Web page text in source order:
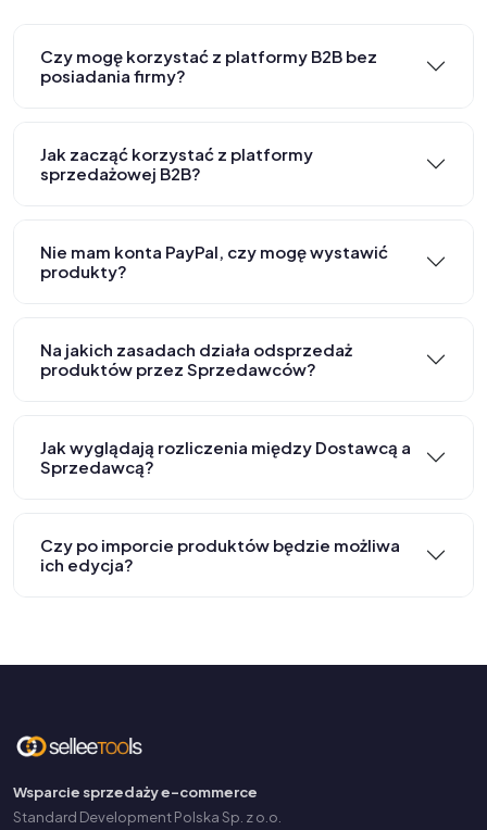
Czy mogę korzystać z platformy B2B bez
posiadania firmy?
Jak zacząć korzystać z platformy
sprzedażowej B2B?
Nie mam konta PayPal, czy mogę wystawić
produkty?
Na jakich zasadach działa odsprzedaż
produktów przez Sprzedawców?
Jak wyglądają rozliczenia między Dostawcą a
Sprzedawcą?
Czy po imporcie produktów będzie możliwa
ich edycja?
Wsparcie sprzedaży e-commerce
Standard Development Polska Sp. z o.o.